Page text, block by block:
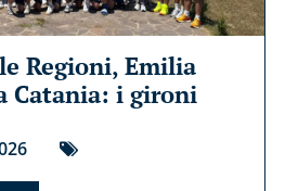
Regioni, Emilia
Catania: i gironi